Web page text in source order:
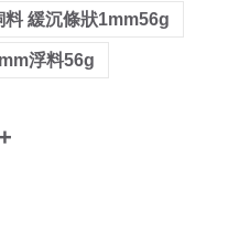
料 緩沉條狀1mm56g
浮料56g
+